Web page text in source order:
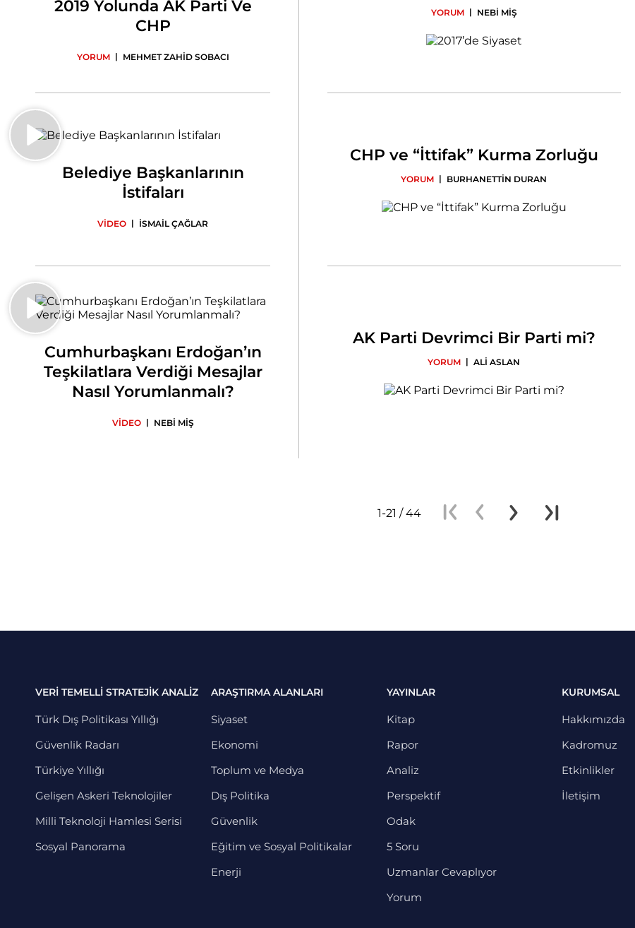
2019 Yolunda AK Parti Ve
CHP
YORUM | MEHMET ZAHİD SOBACI
YORUM | NEBİ MİŞ
Belediye Başkanlarının
İstifaları
VİDEO | İSMAİL ÇAĞLAR
CHP ve “İttifak” Kurma Zorluğu
YORUM | BURHANETTİN DURAN
Cumhurbaşkanı Erdoğan’ın
Teşkilatlara Verdiği Mesajlar
Nasıl Yorumlanmalı?
VİDEO | NEBİ MİŞ
AK Parti Devrimci Bir Parti mi?
YORUM | ALİ ASLAN
1-21 / 44
VERİ TEMELLİ STRATEJİK ANALİZ
Türk Dış Politikası Yıllığı
Güvenlik Radarı
Türkiye Yıllığı
Gelişen Askeri Teknolojiler
Milli Teknoloji Hamlesi Serisi
Sosyal Panorama
ARAŞTIRMA ALANLARI
Siyaset
Ekonomi
Toplum ve Medya
Dış Politika
Güvenlik
Eğitim ve Sosyal Politikalar
Enerji
YAYINLAR
Kitap
Rapor
Analiz
Perspektif
Odak
5 Soru
Uzmanlar Cevaplıyor
Yorum
KURUMSAL
Hakkımızda
Kadromuz
Etkinlikler
İletişim